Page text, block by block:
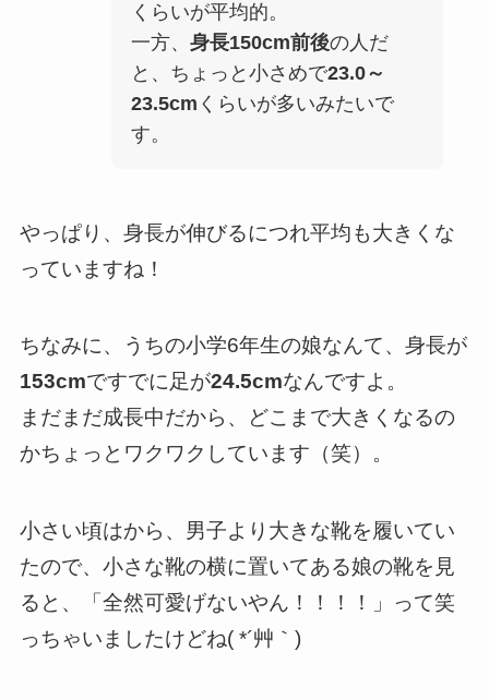
くらいが平均的。
一方、 身長150cm前後の人だ
と、ちょっと小さめで23.0～
23.5cm くらいが多いみたいで
す。
やっぱり、身長が伸びるにつれ平均も大きくな
っていますね！
ちなみに、うちの小学6年生の娘なんて、身長が
153cmですでに足が24.5cmなんですよ。
まだまだ成長中だから、どこまで大きくなるの
かちょっとワクワクしています（笑）。
小さい頃はから、男子より大きな靴を履いてい
たので、小さな靴の横に置いてある娘の靴を見
ると、「全然可愛げないやん！！！！」って笑
っちゃいましたけどね( *´艸｀)